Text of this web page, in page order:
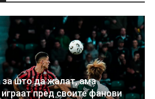
што да жалат, ама
пред своите фанови